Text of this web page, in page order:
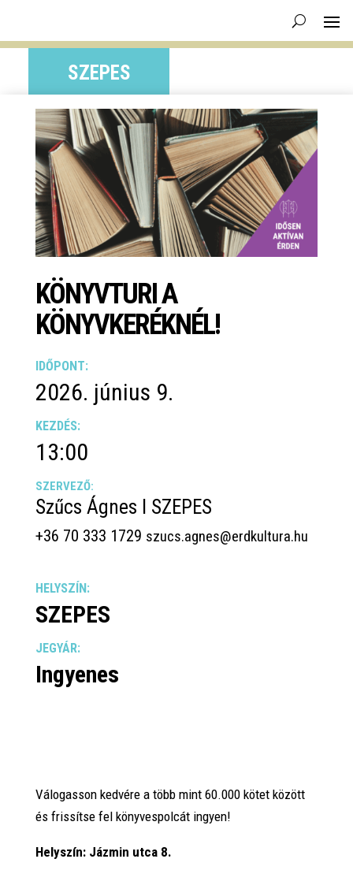
SZEPES
KÖNYVTURI A
KÖNYVKERÉKNÉL!
IDŐPONT:
2026. június 9.
KEZDÉS:
13:00
SZERVEZŐ:
Szűcs Ágnes I SZEPES
+36 70 333 1729 szucs.agnes@erdkultura.hu
HELYSZÍN:
SZEPES
JEGYÁR:
Ingyenes
Válogasson kedvére a több mint 60.000 kötet között
és frissítse fel könyvespolcát ingyen!
Helyszín: Jázmin utca 8.